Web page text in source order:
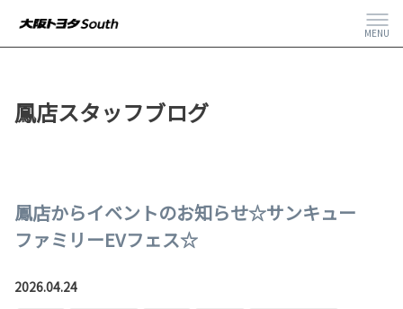
MENU
鳳店スタッフブログ
鳳店からイベントのお知らせ☆サンキュー
ファミリーEVフェス☆
2026.04.24